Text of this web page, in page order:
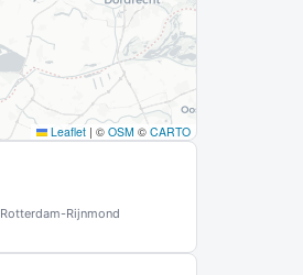
Leaflet | © OSM © CARTO
Rotterdam-Rijnmond